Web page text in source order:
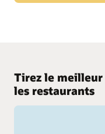
Oracle Cloud ERP par
Tirez le
les restaurants